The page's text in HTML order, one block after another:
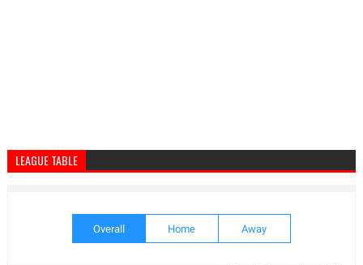
LEAGUE TABLE
Overall Home Away